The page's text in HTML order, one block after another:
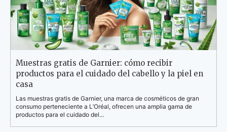
Muestras gratis de Garnier: cómo recibir
productos para el cuidado del cabello y la piel en
casa
Las muestras gratis de Garnier, una marca de cosméticos de gran
consumo perteneciente a L’Oréal, ofrecen una amplia gama de
productos para el cuidado del...